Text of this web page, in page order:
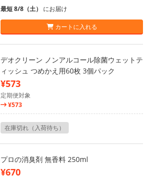
最短 8/8（土） にお届け
カートに入れる
デオクリーン ノンアルコール除菌ウェットテ
ィッシュ つめかえ用60枚 3個パック
¥573
定期便対象
¥573
在庫切れ（入荷待ち）
プロの消臭剤 無香料 250ml
¥670